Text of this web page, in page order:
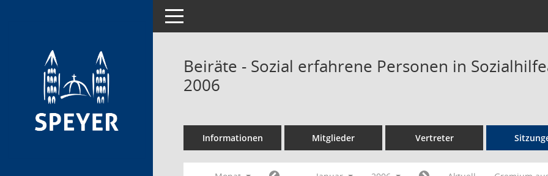
Toggle navigation
Beiräte - Sozial erfahrene Personen in
2006
Informationen Mitglieder Vertreter